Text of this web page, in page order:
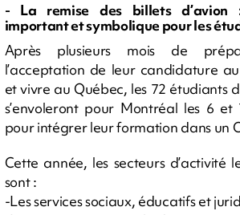
- La remise des billets d’avion
important et symbolique pour les
Après plusieurs mois de
l’acceptation de leur candidature
et vivre au Québec, les 72 étudiants
s’envoleront pour Montréal les 6
pour intégrer leur formation dans un
Cette année, les secteurs d’activité
sont :
-Les services sociaux, éducatifs et